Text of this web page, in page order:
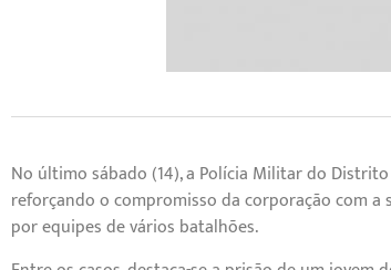
No último sábado (14), a Polícia Militar do
reforçando o compromisso da corporação com
por equipes de vários batalhões.